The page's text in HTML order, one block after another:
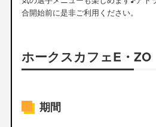
合開始前に是非ご利用ください。
ホークスカフェE・ZO
期間